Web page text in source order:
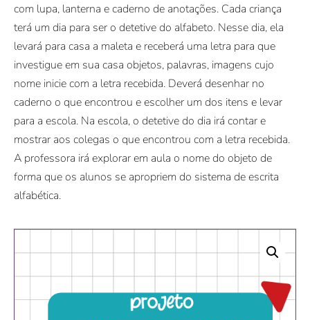
com lupa, lanterna e caderno de anotações. Cada criança
terá um dia para ser o detetive do alfabeto. Nesse dia, ela
levará para casa a maleta e receberá uma letra para que
investigue em sua casa objetos, palavras, imagens cujo
nome inicie com a letra recebida. Deverá desenhar no
caderno o que encontrou e escolher um dos itens e levar
para a escola. Na escola, o detetive do dia irá contar e
mostrar aos colegas o que encontrou com a letra recebida.
A professora irá explorar em aula o nome do objeto de
forma que os alunos se apropriem do sistema de escrita
alfabética.